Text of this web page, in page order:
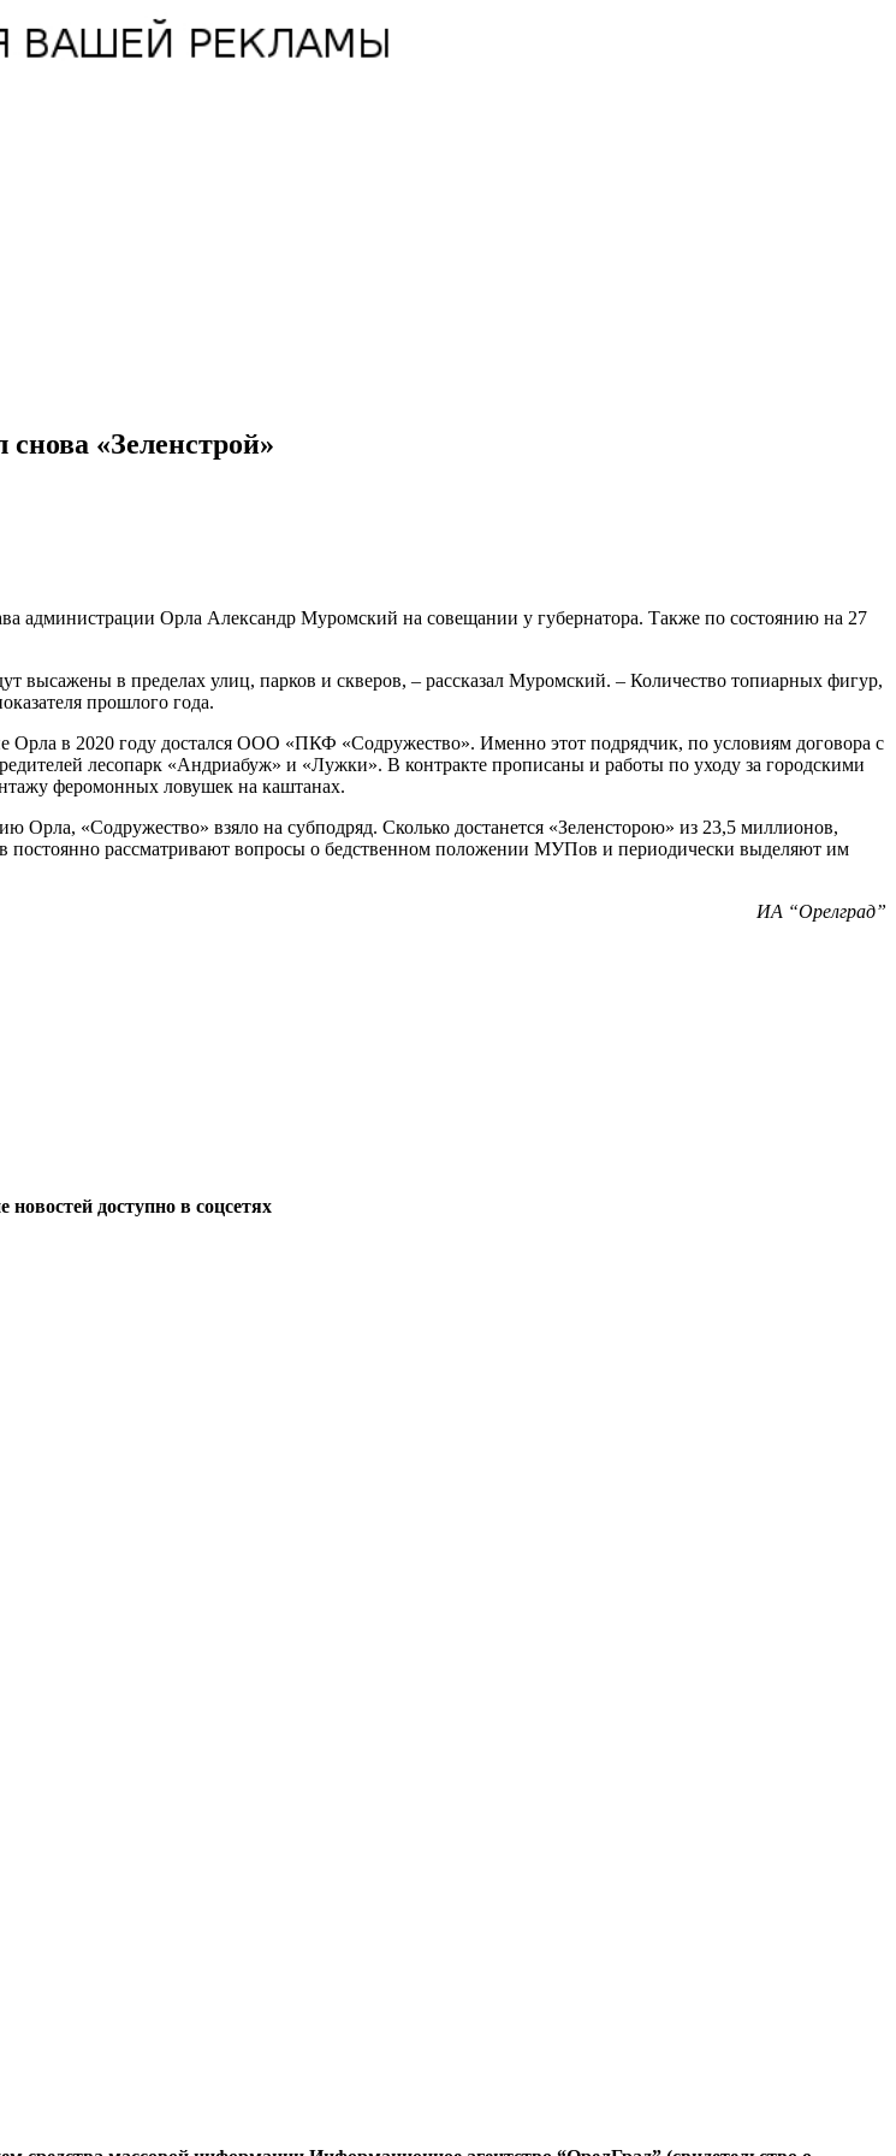
«Зеленстрой»
администрации Орла Александр Муромский на совещании у губернатора. Также по состоянию на 27
высажены в пределах улиц, парков и скверов, – рассказал Муромский. – Количество топиарных фигур,
прошлого года.
Орла в 2020 году достался ООО «ПКФ «Содружество». Именно этот подрядчик, по условиям договора с
лесопарк «Андриабуж» и «Лужки». В контракте прописаны и работы по уходу за городскими
феромонных ловушек на каштанах.
Орла, «Содружество» взяло на субподряд. Сколько достанется «Зеленсторою» из 23,5 миллионов,
постоянно рассматривают вопросы о бедственном положении МУПов и периодически выделяют им
ИА “Орелград”
новостей доступно в соцсетях